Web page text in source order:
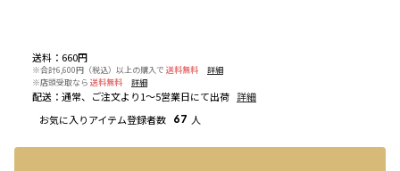
送料 ： 660円
※合計6,600円（税込）以上の購入で 送料無料
詳細
※店頭受取なら 送料無料 詳細
配送 ： 通常、ご注文より1～5営業日にて出荷 詳細
お気に入りアイテム登録者数 67 人